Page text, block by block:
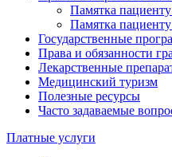
Памятка
Памятка пациенту
Государственные
Права и обязанности
Лекарственные
Медицинский туризм
Полезные ресурсы
Часто задаваемые
Платные услуги